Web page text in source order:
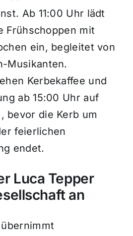
Ab 11:00 Uhr lädt
Frühschoppen mit
ein, begleitet von
Musikanten.
Kerbekaffee und
ab 15:00 Uhr auf
bevor die Kerb um
feierlichen
endet.
Luca Tepper
an